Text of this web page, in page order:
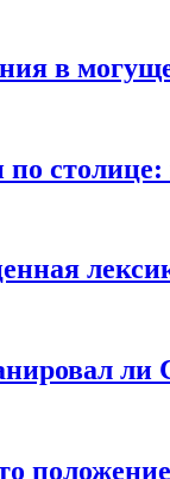
в
по
ли